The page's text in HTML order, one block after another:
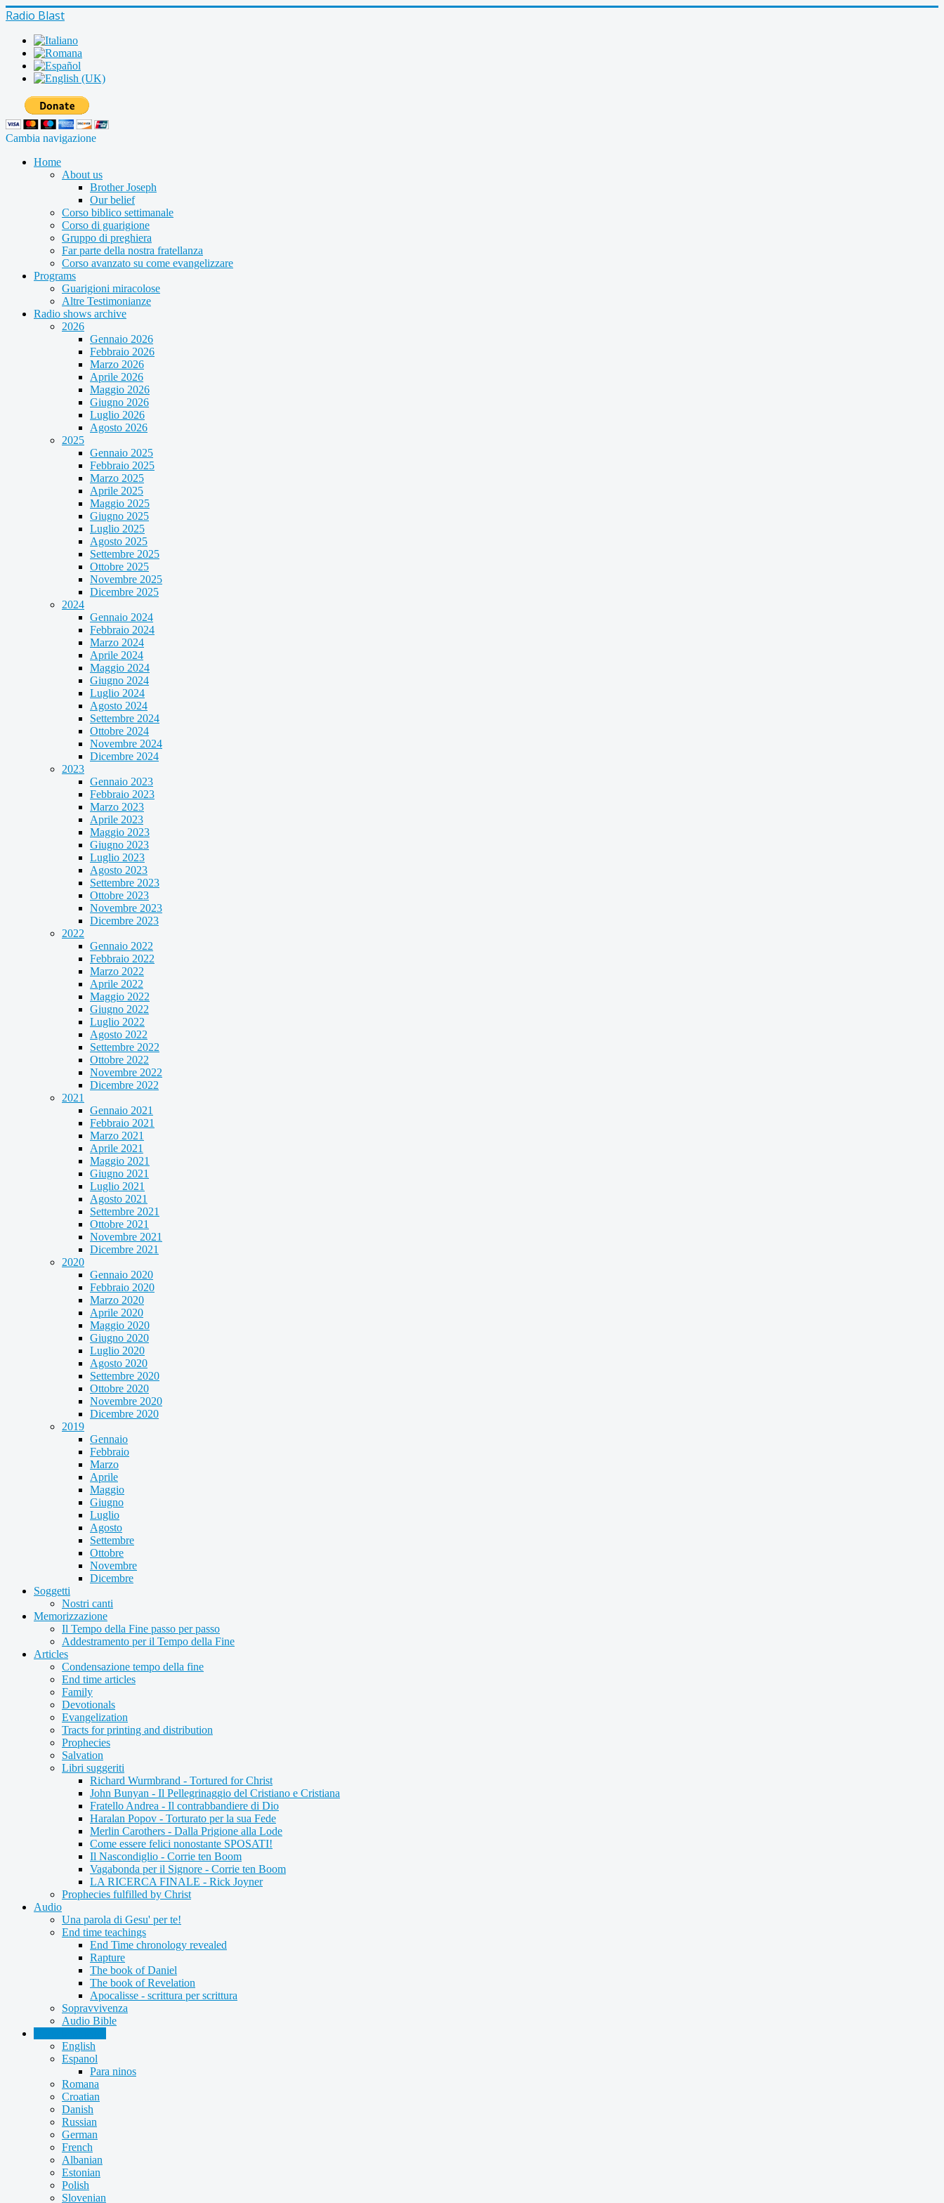
Radio Blast
Cambia navigazione
Home
About us
Brother Joseph
Our belief
Corso biblico settimanale
Corso di guarigione
Gruppo di preghiera
Far parte della nostra fratellanza
Corso avanzato su come evangelizzare
Programs
Guarigioni miracolose
Altre Testimonianze
Radio shows archive
2026
Gennaio 2026
Febbraio 2026
Marzo 2026
Aprile 2026
Maggio 2026
Giugno 2026
Luglio 2026
Agosto 2026
2025
Gennaio 2025
Febbraio 2025
Marzo 2025
Aprile 2025
Maggio 2025
Giugno 2025
Luglio 2025
Agosto 2025
Settembre 2025
Ottobre 2025
Novembre 2025
Dicembre 2025
2024
Gennaio 2024
Febbraio 2024
Marzo 2024
Aprile 2024
Maggio 2024
Giugno 2024
Luglio 2024
Agosto 2024
Settembre 2024
Ottobre 2024
Novembre 2024
Dicembre 2024
2023
Gennaio 2023
Febbraio 2023
Marzo 2023
Aprile 2023
Maggio 2023
Giugno 2023
Luglio 2023
Agosto 2023
Settembre 2023
Ottobre 2023
Novembre 2023
Dicembre 2023
2022
Gennaio 2022
Febbraio 2022
Marzo 2022
Aprile 2022
Maggio 2022
Giugno 2022
Luglio 2022
Agosto 2022
Settembre 2022
Ottobre 2022
Novembre 2022
Dicembre 2022
2021
Gennaio 2021
Febbraio 2021
Marzo 2021
Aprile 2021
Maggio 2021
Giugno 2021
Luglio 2021
Agosto 2021
Settembre 2021
Ottobre 2021
Novembre 2021
Dicembre 2021
2020
Gennaio 2020
Febbraio 2020
Marzo 2020
Aprile 2020
Maggio 2020
Giugno 2020
Luglio 2020
Agosto 2020
Settembre 2020
Ottobre 2020
Novembre 2020
Dicembre 2020
2019
Gennaio
Febbraio
Marzo
Aprile
Maggio
Giugno
Luglio
Agosto
Settembre
Ottobre
Novembre
Dicembre
Soggetti
Nostri canti
Memorizzazione
Il Tempo della Fine passo per passo
Addestramento per il Tempo della Fine
Articles
Condensazione tempo della fine
End time articles
Family
Devotionals
Evangelization
Tracts for printing and distribution
Prophecies
Salvation
Libri suggeriti
Richard Wurmbrand - Tortured for Christ
John Bunyan - Il Pellegrinaggio del Cristiano e Cristiana
Fratello Andrea - Il contrabbandiere di Dio
Haralan Popov - Torturato per la sua Fede
Merlin Carothers - Dalla Prigione alla Lode
Come essere felici nonostante SPOSATI!
Il Nascondiglio - Corrie ten Boom
Vagabonda per il Signore - Corrie ten Boom
LA RICERCA FINALE - Rick Joyner
Prophecies fulfilled by Christ
Audio
Una parola di Gesu' per te!
End time teachings
End Time chronology revealed
Rapture
The book of Daniel
The book of Revelation
Apocalisse - scrittura per scrittura
Sopravvivenza
Audio Bible
English
Espanol
Para ninos
Romana
Croatian
Danish
Russian
German
French
Albanian
Estonian
Polish
Slovenian